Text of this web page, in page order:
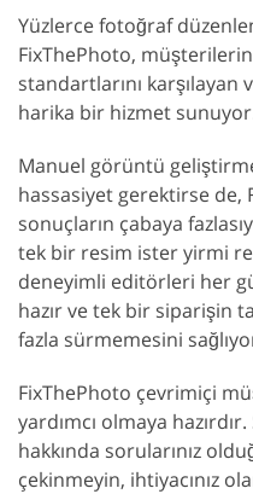
Yüzlerce fotoğraf
FixThePhoto,
standartlarını karşılayan
harika bir hizmet
Manuel görüntü
hassasiyet gerektirse de,
sonuçların çabaya
tek bir resim ister yirmi
deneyimli editörleri her
hazır ve tek bir siparişin
fazla sürmemesini
FixThePhoto çevrimiçi
yardımcı olmaya
hakkında sorularınız
çekinmeyin, ihtiyacınız